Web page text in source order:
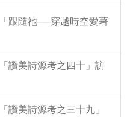
跟隨祂──穿越時空愛著
讚美詩源考之四十」訪
讚美詩源考之三十九」